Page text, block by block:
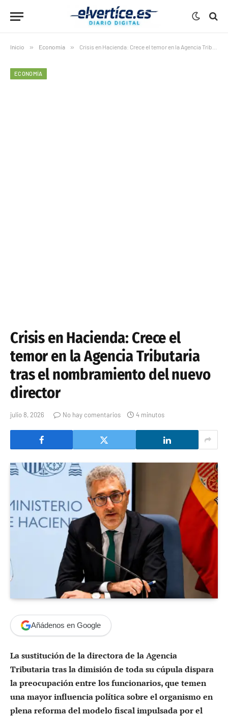
Inicio » Economía » Crisis en Hacienda: Crece el temor en la Agencia Tributaria tras el nombramiento del nuevo director
ECONOMÍA
Crisis en Hacienda: Crece el
temor en la Agencia Tributaria
tras el nombramiento del nuevo
director
julio 8, 2026 No hay comentarios 4 minutos
Añádenos en Google
La sustitución de la directora de la Agencia
Tributaria tras la dimisión de toda su cúpula dispara
la preocupación entre los funcionarios, que temen
una mayor influencia política sobre el organismo en
plena reforma del modelo fiscal impulsada por el